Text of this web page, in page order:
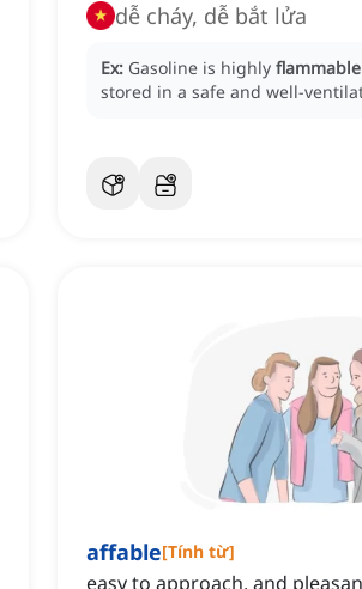
dễ cháy, dễ bắt lửa
Ex: Gasoline is highly flammable
stored in a safe and well-
affable[Tính từ]
easy to approach, and